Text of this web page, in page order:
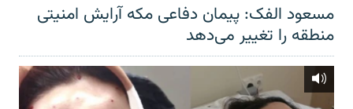
مسعود الفک: پیمان دفاعی مکه آرایش امنیتی
منطقه را تغییر می‌دهد